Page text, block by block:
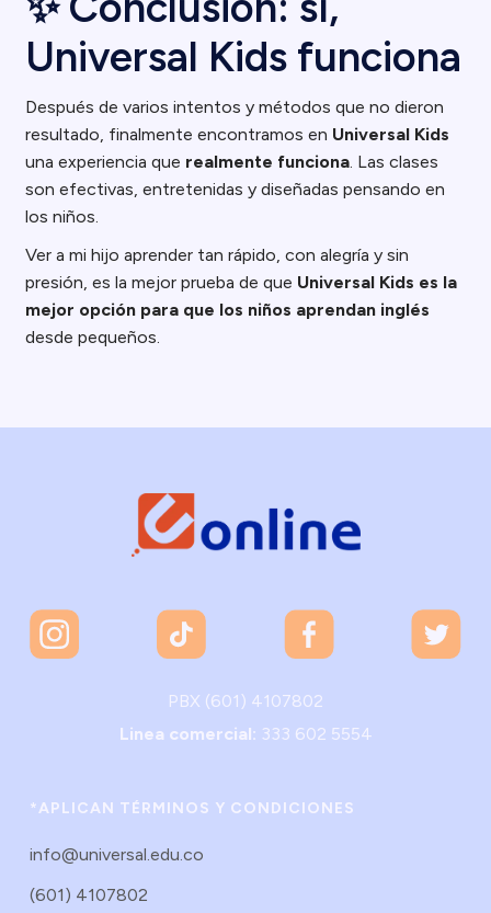
Universal Kids funciona
Después de varios intentos y métodos que no dieron
resultado, finalmente encontramos en Universal Kids
una experiencia que realmente funciona. Las clases
son efectivas, entretenidas y diseñadas pensando en
los niños.
Ver a mi hijo aprender tan rápido, con alegría y sin
presión, es la mejor prueba de que Universal Kids es la
mejor opción para que los niños aprendan inglés
desde pequeños.
PBX (601) 4107802
Linea comercial: 333 602 5554
*APLICAN TÉRMINOS Y CONDICIONES
info@universal.edu.co
(601) 4107802